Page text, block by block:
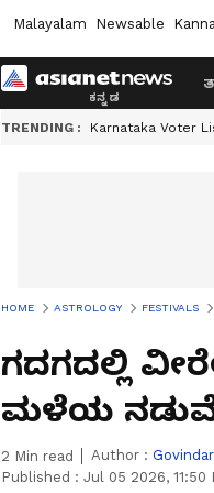
Malayalam Newsable
TRENDING : Karnataka Voter
HOME ASTROLOGY FESTIVALS
ಗದಗದಲ್ಲಿ
ಮಳೆಯ ನಡುವೆ
2 Min read Author :
Published : Jul 05 2026, 11:50